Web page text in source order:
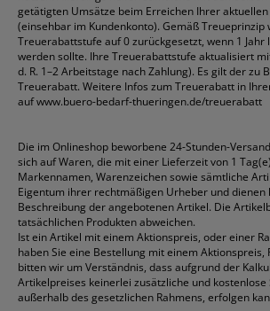
getätigten Umsätze beim Erreichen Ihrer
(einsehbar im Kundenkonto). Gemäß Treueprinzip
Treuerabattstufe auf 0 zurückgesetzt, wenn 1 Jahr
werden sollte. Ihre Treuerabattstufe aktualisiert
d. R. 1–2 Arbeitstage nach Zahlung). Es gilt der zu
Treuerabatt. Weitere Infos zum Treuerabatt in
aufwww.buero-bedarf-thueringen.de/treuerabatt
Die im Onlineshop beworbene 24-Stunden-
sich auf Waren, die mit einer Lieferzeit von 1
Markennamen, Warenzeichen sowie sämtliche
Eigentum ihrer rechtmäßigen Urheber und dienen
Beschreibung der angebotenen Artikel. Die
tatsächlichen Produkten abweichen.
Ist ein Artikel mit einem Aktionspreis, oder einer
haben Sie eine Bestellung mit einem Aktionspreis,
bitten wir um Verständnis, dass aufgrund der
Artikelpreises keinerlei zusätzliche und
außerhalb des gesetzlichen Rahmens, erfolgen